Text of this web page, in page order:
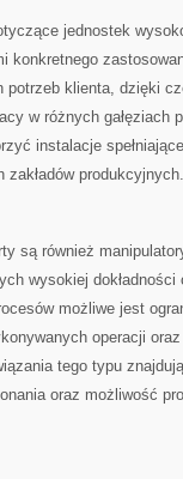
jednostek
konkretnego
potrzeb klienta, dzięki
w różnych gałęziach
instalacje
zakładów
są również
wysokiej
możliwe jest
operacji
tego typu
oraz możliwość